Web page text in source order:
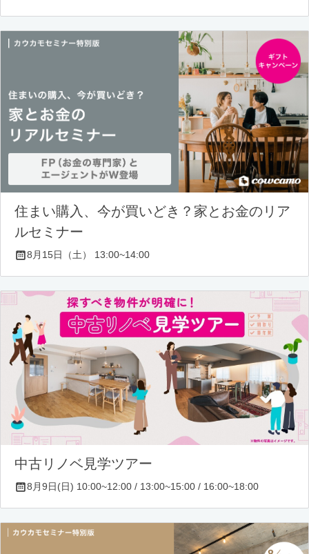
住まい購入、今が買いどき？家とお金のリア
ルセミナー
8月15日（土） 13:00~14:00
中古リノベ見学ツアー
8月9日(日) 10:00~12:00 / 13:00~15:00 / 16:00~18:00